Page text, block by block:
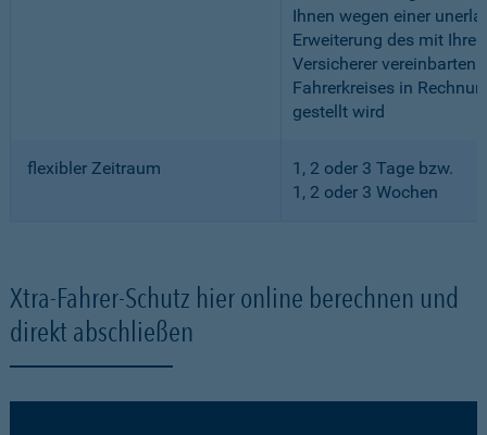
Ihnen wegen einer
Erweiterung des mit
Versicherer vereinbarten
Fahrerkreises in
gestellt wird
flexibler Zeitraum
1, 2 oder 3 Tage bzw.
1, 2 oder 3 Wochen
Xtra-Fahrer-Schutz hier online berechnen und
direkt abschließen